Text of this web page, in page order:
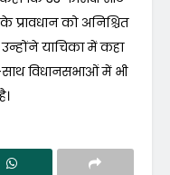
को अनिश्चित
याचिका में कहा
विधानसभाओं में भी